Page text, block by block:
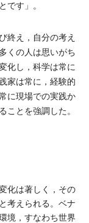
です」。
終え，自分の考え
くの人は思いがち
化し，科学は常に
家は常に，経験的
に現場での実践か
ことを強調した。
化は著しく，その
考えられる。ベナ
境，すなわち世界